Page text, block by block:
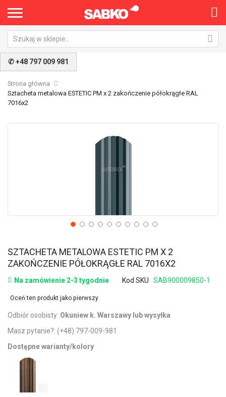
✆ +48 797 009 981
Strona główna
Sztacheta metalowa ESTETIC PM x 2 zakończenie półokrągłe RAL
7016x2
SZTACHETA METALOWA ESTETIC PM X 2
ZAKOŃCZENIE PÓŁOKRĄGŁE RAL 7016X2
Na zamówienie 2-3 tygodnie Kod SKU SAB900009850-1
Oceń ten produkt jako pierwszy
Odbiór osobisty: Okuniew k. Warszawy lub wysyłka
Masz pytanie?: (+48) 797-009-981
Dostępne warianty/kolory